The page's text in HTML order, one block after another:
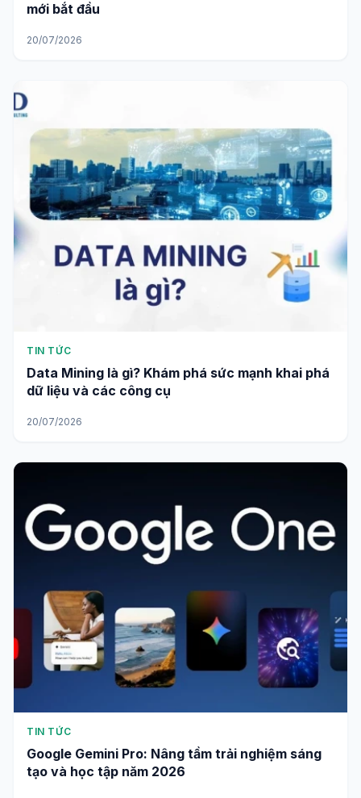
mới bắt đầu
20/07/2026
TIN TỨC
Data Mining là gì? Khám phá sức mạnh khai phá
dữ liệu và các công cụ
20/07/2026
TIN TỨC
Google Gemini Pro: Nâng tầm trải nghiệm sáng
tạo và học tập năm 2026